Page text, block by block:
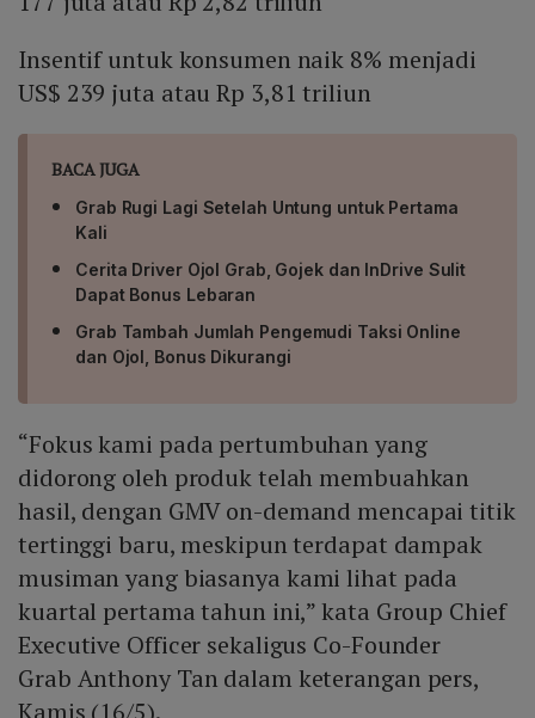
Insentif untuk konsumen naik 8% menjadi
US$ 239 juta atau Rp 3,81 triliun
BACA JUGA
Grab Rugi Lagi Setelah Untung untuk Pertama
Kali
Cerita Driver Ojol Grab, Gojek dan InDrive Sulit
Dapat Bonus Lebaran
Grab Tambah Jumlah Pengemudi Taksi Online
dan Ojol, Bonus Dikurangi
“Fokus kami pada pertumbuhan yang
didorong oleh produk telah membuahkan
hasil, dengan GMV on-demand mencapai titik
tertinggi baru, meskipun terdapat dampak
musiman yang biasanya kami lihat pada
kuartal pertama tahun ini,” kata Group Chief
Executive Officer sekaligus Co-Founder
Grab Anthony Tan dalam keterangan pers,